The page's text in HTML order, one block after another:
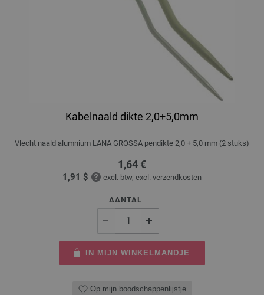
Kabelnaald dikte 2,0+5,0mm
Vlecht naald alumnium LANA GROSSA pendikte 2,0 + 5,0 mm (2 stuks)
1,64 €
1,91 $ excl. btw, excl. verzendkosten
AANTAL
IN MIJN WINKELMANDJE
Op mijn boodschappenlijstje